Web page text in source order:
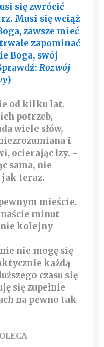
się zwrócić
Musi się wciąż
zawsze mieć
zapominać
Boga, swój
Rozwój
)
od kilku lat.
potrzeb,
wiele słów,
i
ocierając łzy. -
sama, nie
jak teraz.
mieście.
minut
kolejny
nie mogę się
każdą
czasu się
się zupełnie
na pewno tak